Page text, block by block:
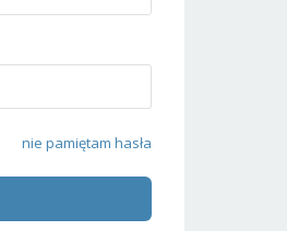
nie pamiętam hasła